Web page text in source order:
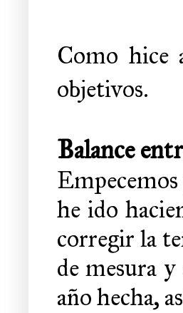
Como hice
objetivos.
Balance
he ido
corregir la
de mesura
año hecha,